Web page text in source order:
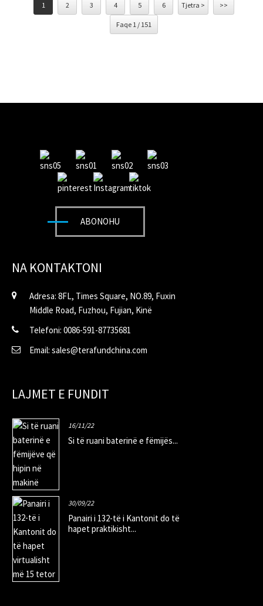
1 2 3 4 5 6 Tjetra > >>
Faqe 1 / 151
ABONOHU
NA KONTAKTONI
Adresa: 8FL, Times Square, NO.89, Fuxin
Middle Road, Fuzhou, Fujian, Kinë
Telefoni: 0086-591-87735681
Email: sales@terafundchina.com
LAJMET E FUNDIT
16/11/22
Si të ruani baterinë e fëmijës...
30/09/22
Panairi i 132-të i Kantonit do të
hapet praktikisht...